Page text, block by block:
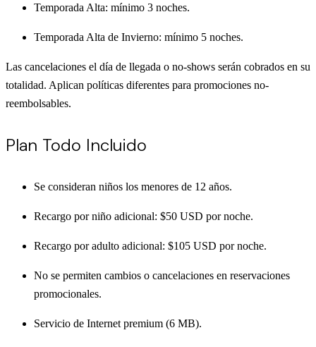
Temporada Alta: mínimo 3 noches.
Temporada Alta de Invierno: mínimo 5 noches.
Las cancelaciones el día de llegada o no-shows serán cobrados en su
totalidad. Aplican políticas diferentes para promociones no-
reembolsables.
Plan Todo Incluido
Se consideran niños los menores de 12 años.
Recargo por niño adicional: $50 USD por noche.
Recargo por adulto adicional: $105 USD por noche.
No se permiten cambios o cancelaciones en reservaciones
promocionales.
Servicio de Internet premium (6 MB).